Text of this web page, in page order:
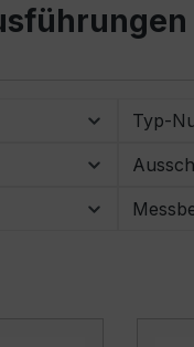
Typ-